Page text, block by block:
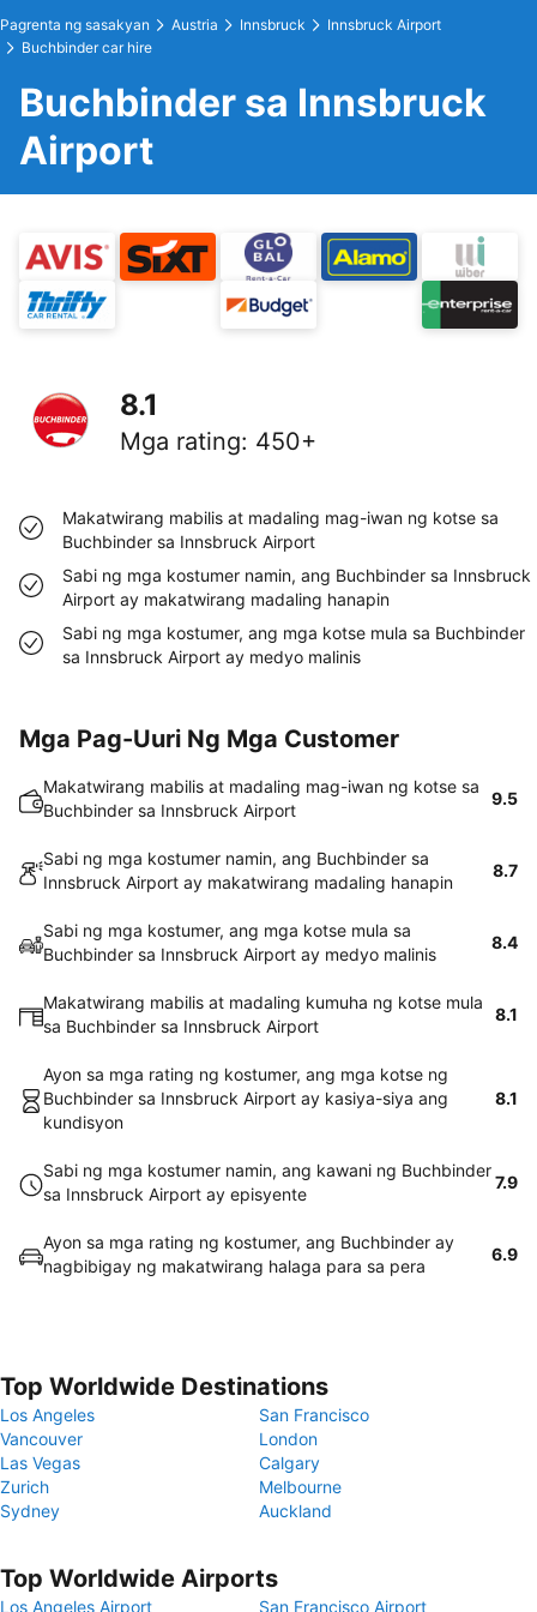
Pagrenta ng sasakyan Austria Innsbruck
Innsbruck Airport
Buchbinder car hire
Buchbinder sa Innsbruck
Airport
8.1
Mga rating: 450+
Makatwirang mabilis at madaling mag-iwan ng kotse sa
Buchbinder sa Innsbruck Airport
Sabi ng mga kostumer namin, ang Buchbinder sa Innsbruck
Airport ay makatwirang madaling hanapin
Sabi ng mga kostumer, ang mga kotse mula sa Buchbinder
sa Innsbruck Airport ay medyo malinis
Mga Pag-Uuri Ng Mga Customer
Makatwirang mabilis at madaling mag-iwan ng kotse sa
Buchbinder sa Innsbruck Airport
9.5
Sabi ng mga kostumer namin, ang Buchbinder sa
Innsbruck Airport ay makatwirang madaling hanapin
8.7
Sabi ng mga kostumer, ang mga kotse mula sa
Buchbinder sa Innsbruck Airport ay medyo malinis
8.4
Makatwirang mabilis at madaling kumuha ng kotse mula
sa Buchbinder sa Innsbruck Airport
8.1
Ayon sa mga rating ng kostumer, ang mga kotse ng
Buchbinder sa Innsbruck Airport ay kasiya-siya ang
kundisyon
8.1
Sabi ng mga kostumer namin, ang kawani ng Buchbinder
sa Innsbruck Airport ay episyente
7.9
Ayon sa mga rating ng kostumer, ang Buchbinder ay
nagbibigay ng makatwirang halaga para sa pera
6.9
Top Worldwide Destinations
Los Angeles
San Francisco
Vancouver
London
Las Vegas
Calgary
Zurich
Melbourne
Sydney
Auckland
Top Worldwide Airports
Los Angeles Airport San Francisco Airport